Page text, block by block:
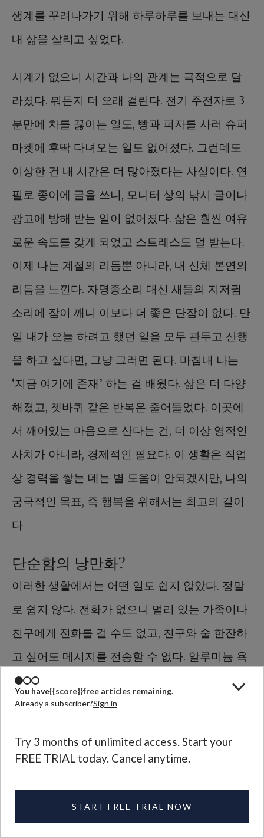
You have{{score}}free articles remaining.
Already a subscriber?Sign in
Try 3 months of unlimited access. Start your
FREE TRIAL today. Cancel anytime.
START FREE TRIAL NOW
생계를 꾸려나가기 위해 하루하루를 보내는 대신
내 삶을 살리고 싶었다.
시계가 없으니 시간과 나의 관계는 극적으로 달
라졌다. 뭐든지 더 오래 걸린다. 전기 주전자로 3
분만에 차를 끓이는 일도, 빵과 피자를 사러 슈퍼
마켓에 후딱 다녀오는 일도 없어졌다. 그런데도
이상한 건 내 시간은 더 많아졌다는 사실이다. 연
필로 종이에 글을 쓰니, 모니터 상의 낚시 글이나
광고에 방해 받는 일이 없어졌다. 삶은 훨씬 여유
로운 속도를 갖게 되었고 스트레스도 덜 받는다.
이제 나는 계절의 리듬뿐 아니라, 내 신체 본연의
리듬을 느낀다. 자명종소리 대신 새들의 지저귐
소리에 잠이 깨니 이보다 더 좋은 단잠이 없다. 만
일 내가 오늘 하려고 했던 일을 모두 관두고 산행
을 하고 싶다면, 그냥 그러면 된다. 마침내 나는
‘지금 여기에 존재’ 하는 걸 배웠다. 삶은 더 다양
해졌고, 쳇바퀴 같은 반복은 줄어들었다. 이곳에
서 깨어있는 마음으로 산다는 건, 더 이상 영적인
사치가 아니라, 경제적인 필요다. 이 생활은 직업
상 경력을 쌓는 데는 별 도움이 안되겠지만, 나의
궁극적인 목표, 즉 행복을 위해서는 최고의 길이
다
단순함의 낭만화?
이러한 생활에서는 어떤 일도 쉽지 않았다. 정말
로 쉽지 않다. 전화가 없으니 멀리 있는 가족이나
친구에게 전화를 걸 수도 없고, 친구와 술 한잔하
고 싶어도 메시지를 전송할 수 없다. 알루미늄 욕
조 안에 쭈그려 앉아서 물 주전자로 물을 부어가
며 빨래를 한다는 게 비낭만적으로 들린다면, 맞
이런 방식의 삶이 나름대로의 패턴, 오래되어 잊
통의 편지를 받는다. 이 편지들은 나에게 참 소중